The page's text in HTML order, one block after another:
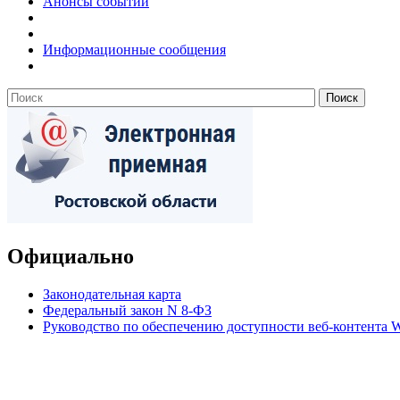
Информационные сообщения
Официально
Законодательная карта
Федеральный закон N 8-ФЗ
Руководство по обеспечению доступности веб-контента